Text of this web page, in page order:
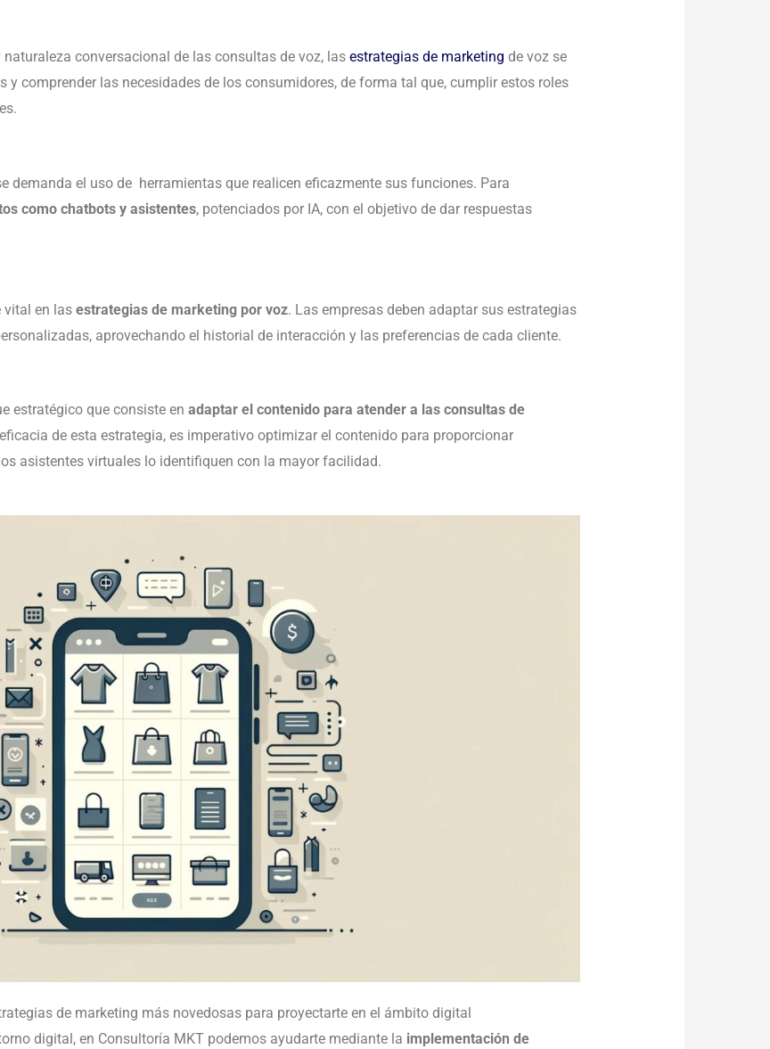
conversacional de las consultas de voz, lasestrategias de marketing de voz se
y comprender las necesidades de los consumidores, de forma tal que, cumplir estos roles
demanda el uso de herramientas que realicen eficazmente sus funciones. Para
como chatbots y asistentes, potenciados por IA, con el objetivo de dar respuestas
vital en lasestrategias de marketing por voz. Las empresas deben adaptar sus estrategias
aprovechando el historial de interacción y las preferencias de cada cliente.
estratégico que consiste enadaptar el contenido para atender a las consultas de
de esta estrategia, es imperativo optimizar el contenido para proporcionar
asistentes virtuales lo identifiquen con la mayor facilidad.
de marketing más novedosas para proyectarte en el ámbito digital
digital, en Consultoría MKT podemos ayudarte mediante la implementación de